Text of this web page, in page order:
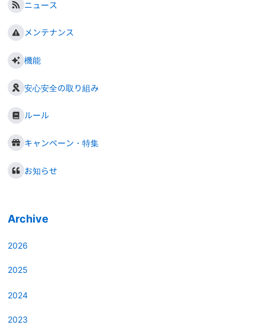
ニュース
メンテナンス
機能
安心安全の取り組み
ルール
キャンペーン・特集
お知らせ
Archive
2026
2025
2024
2023